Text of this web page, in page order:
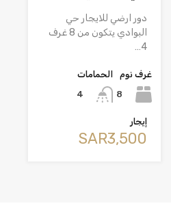
دور ارضي للايجار حي
البوادي يتكون من 8 غرف
4…
غرف نوم
8
الحمامات
4
إيجار
‪SAR3,500